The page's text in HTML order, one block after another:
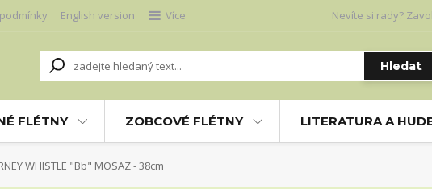
English version Více
Hledat
Nevíte si rady?
FLÉTNY ZOBCOVÉ FLÉTNY LITERATURA A
WHISTLE "Bb" MOSAZ - 38cm